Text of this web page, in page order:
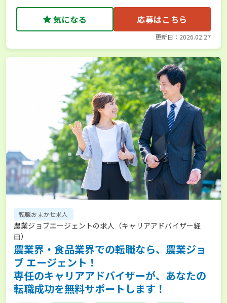
気になる 応募はこちら
更新日：2026.02.27
転職おまかせ求人
農業ジョブエージェントの求人（キャリアアドバイザー経
由）
農業界・食品業界での転職なら、農業ジョ
ブ エージェント！
専任のキャリアアドバイザーが、あなたの
転職成功を無料サポートします！